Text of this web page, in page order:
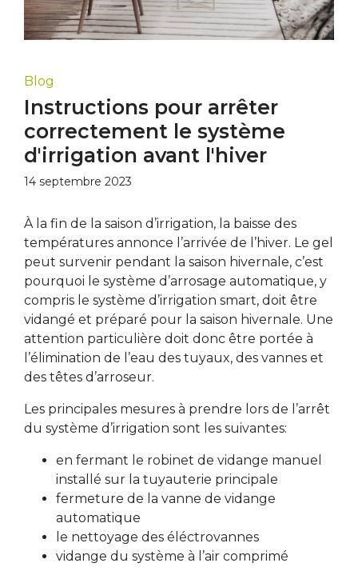
Blog
Instructions pour arrêter
correctement le système
d'irrigation avant l'hiver
14 septembre 2023
À la fin de la saison d’irrigation, la baisse des
températures annonce l’arrivée de l’hiver. Le gel
peut survenir pendant la saison hivernale, c’est
pourquoi le système d’arrosage automatique, y
compris le système d’irrigation smart, doit être
vidangé et préparé pour la saison hivernale. Une
attention particulière doit donc être portée à
l’élimination de l’eau des tuyaux, des vannes et
des têtes d’arroseur.
Les principales mesures à prendre lors de l’arrêt
du système d’irrigation sont les suivantes:
en fermant le robinet de vidange manuel
installé sur la tuyauterie principale
fermeture de la vanne de vidange
automatique
le nettoyage des éléctrovannes
vidange du système à l’air comprimé